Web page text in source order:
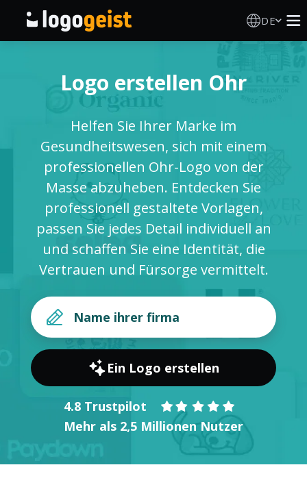
DE
KI Logo Generator
Logo Ideen
Druckprodukte
Über
Blog
ANMELDEN
Logo erstellen Ohr
Helfen Sie Ihrer Marke im
Gesundheitswesen, sich mit einem
professionellen Ohr-Logo von der
Masse abzuheben. Entdecken Sie
professionell gestaltete Vorlagen,
passen Sie jedes Detail individuell an
und schaffen Sie eine Identität, die
Vertrauen und Fürsorge vermittelt.
Ein Logo erstellen
4.8 Trustpilot
Mehr als 2,5 Millionen Nutzer